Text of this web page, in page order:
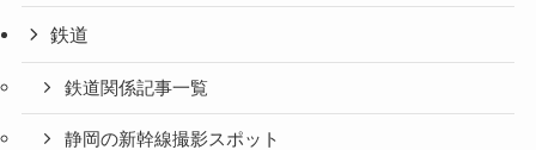
鉄道
鉄道関係記事一覧
静岡の新幹線撮影スポット